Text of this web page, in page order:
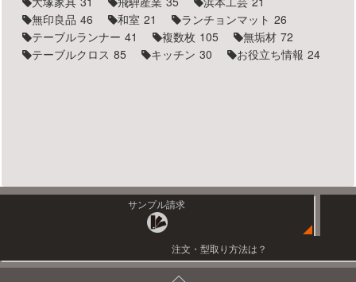
無印良品 46 和室 21 ランチョンマット 26
テーブルランナー 41 複数枚 105 無垢材 72
テーブルクロス 85 キッチン 30 お役立ち情報 24
サンプル請求
注文・型取り方法は？